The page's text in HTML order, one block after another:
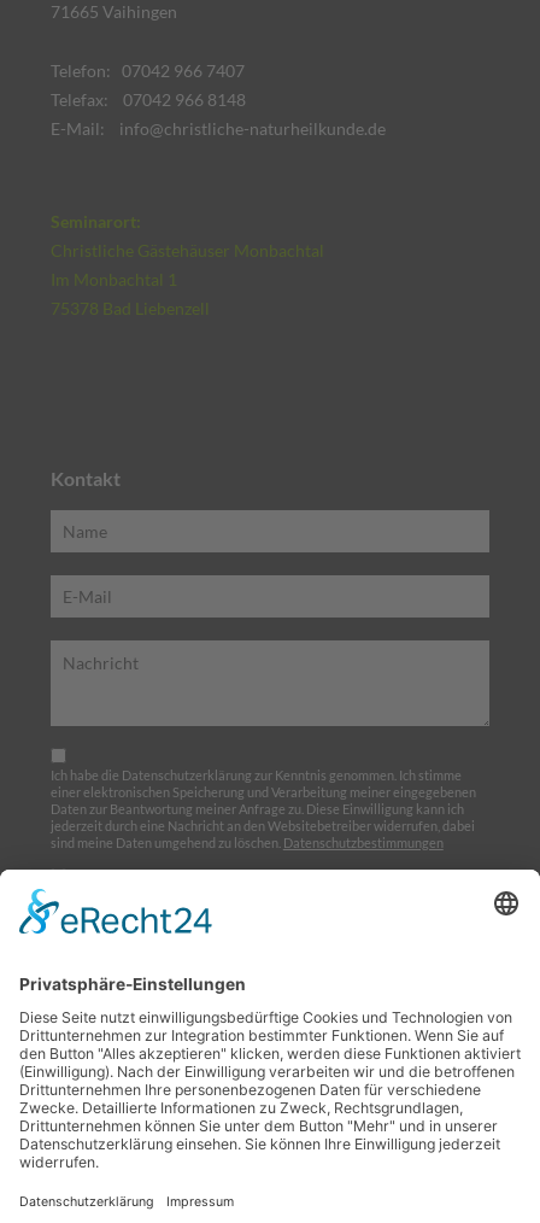
71665 Vaihingen
Telefon: 07042 966 7407
Telefax: 07042 966 8148
E-Mail: info@christliche-naturheilkunde.de
Seminarort:
Christliche Gästehäuser Monbachtal
Im Monbachtal 1
75378 Bad Liebenzell
Kontakt
Ich habe die Datenschutzerklärung zur Kenntnis genommen. Ich stimme
einer elektronischen Speicherung und Verarbeitung meiner eingegebenen
Daten zur Beantwortung meiner Anfrage zu. Diese Einwilligung kann ich
jederzeit durch eine Nachricht an den Websitebetreiber widerrufen, dabei
sind meine Daten umgehend zu löschen. Datenschutzbestimmungen
Home
Über uns
Ausbildung
Termine
Links